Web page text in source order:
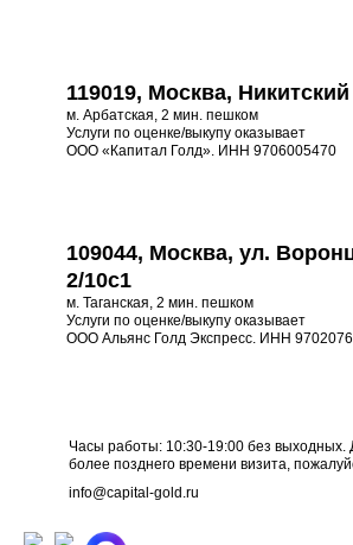
119019, Москва,
м. Арбатская, 2 мин. пешком
Услуги по оценке/выкупу оказывает
ООО «Капитал Голд». ИНН 9706005470
109044, Москва, ул.
2/10с1
м. Таганская, 2 мин. пешком
Услуги по оценке/выкупу оказывает
ООО Альянс Голд Экспресс. ИНН
Часы работы: 10:30-19:00 без выходных.
более позднего времени визита,
info@capital-gold.ru